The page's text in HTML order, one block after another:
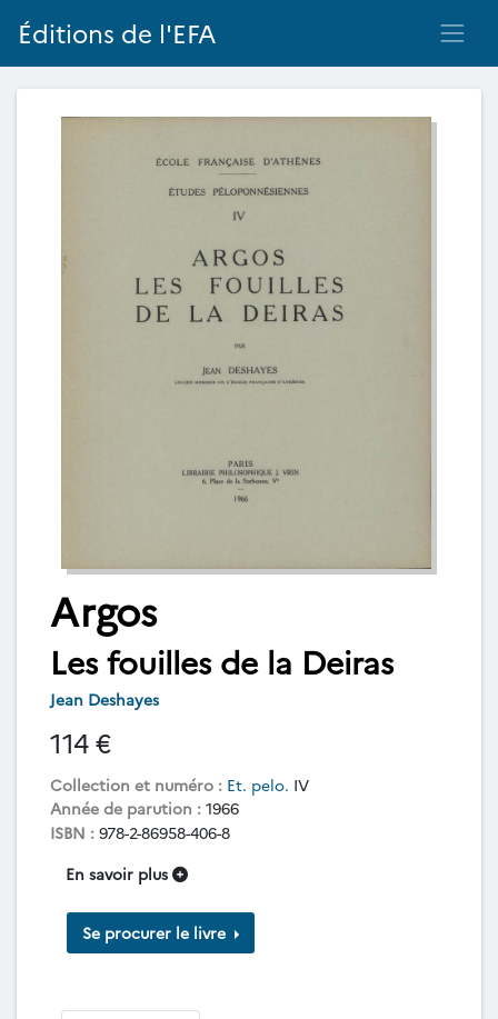
Éditions de l'EFA
Argos
Les fouilles de la Deiras
Jean Deshayes
114 €
Collection et numéro : Et. pelo. IV
Année de parution : 1966
ISBN : 978-2-86958-406-8
En savoir plus
Se procurer le livre